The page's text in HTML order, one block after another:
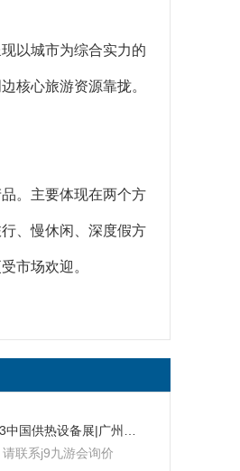
以城市为综合实力的
核心旅游资源靠拢。
。主要体现在两个方
、慢休闲、深度假方
市场欢迎。
请联系j9九游会询价